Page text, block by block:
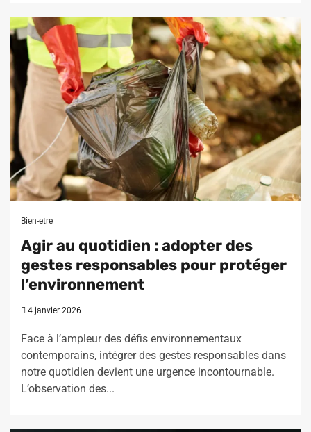
Bien-etre
Agir au quotidien : adopter des
gestes responsables pour protéger
l’environnement
4 janvier 2026
Face à l’ampleur des défis environnementaux
contemporains, intégrer des gestes responsables dans
notre quotidien devient une urgence incontournable.
L’observation des...